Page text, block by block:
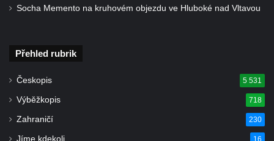
Hrob Rudolfa Hovorky na hřbitově ve
Hrob Ondreje Gurina na hřbitově ve Velkém
Šenově
Hrob Heinricha Hoffmanna na hřbitově ve
Velkém Šenově
Socha Memento na kruhovém objezdu ve Hluboké nad Vltavou
Přehled rubrik
Českopis 5 531
Výběžkopis 718
Zahraničí 230
Jíme kdekoli 16